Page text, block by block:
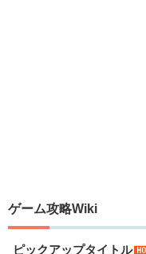
ゲーム攻略Wiki
ピックアップタイトル